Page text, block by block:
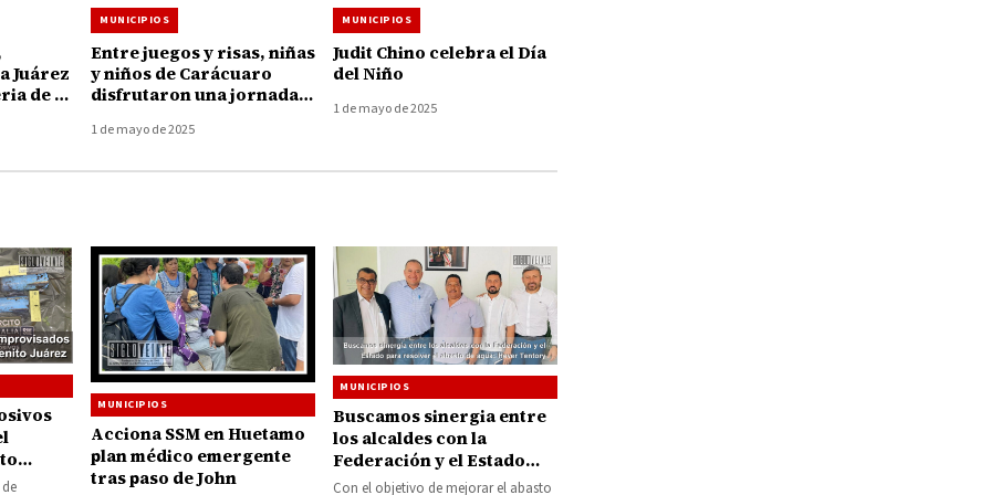
Juárez
de la
MUNICIPIOS
Entre juegos y risas, niñas
y niños de Carácuaro
disfrutaron una jornada
1 de mayo de 2025
MUNICIPIOS
Judit Chino celebra el Día
del Niño
1 de mayo de 2025
MUNICIPIOS
Acciona SSM en Huetamo
plan médico emergente
tras paso de John
MUNICIPIOS
Buscamos sinergia entre
los alcaldes con la
Federación y el Estado
para resolver el abasto de
Con el objetivo de mejorar el abasto